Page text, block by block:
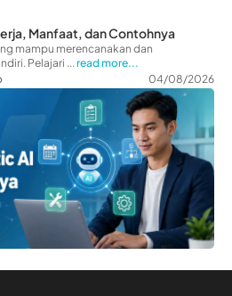
Manfaat, dan Contohnya
mampu merencanakan dan
Pelajari ... read more...
04/08/2026